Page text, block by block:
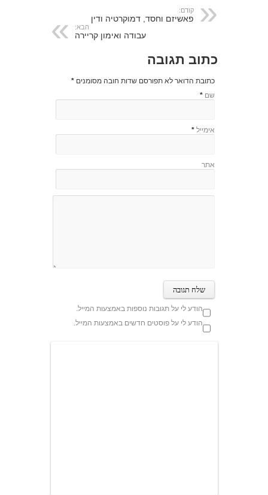
קודם:
פאשיזם וחסד, דמוקרטיה ודין
הבא:
עבודה ואימון קריירה
כתוב תגובה
כתובת הדואר לא תפורסם שדות חובה מסומנים*
שם *
אימייל *
אתר
הודע לי על תגובות נוספות באמצעות המייל.
הודע לי על פוסטים חדשים באמצעות המייל.